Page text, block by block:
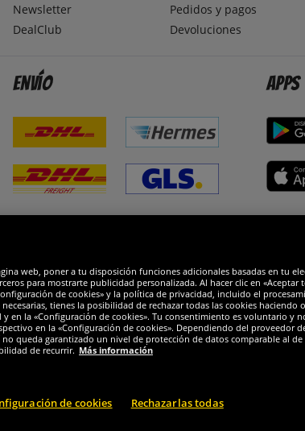
Newsletter
DealClub
Pedidos y pagos
Devoluciones
Envío Apps
web, poner a tu disposición funciones adicionales basadas en tu
para mostrarte publicidad personalizada. Al hacer clic en «Aceptar
de cookies» y la política de privacidad, incluido el
tienes la posibilidad de rechazar todas las cookies
la «Configuración de cookies». Tu consentimiento es voluntario y
en la «Configuración de cookies». Dependiendo del proveedor
queda garantizado un nivel de protección de datos comparable al de
de recurrir. Más información
de cookies Rechazarlas todas